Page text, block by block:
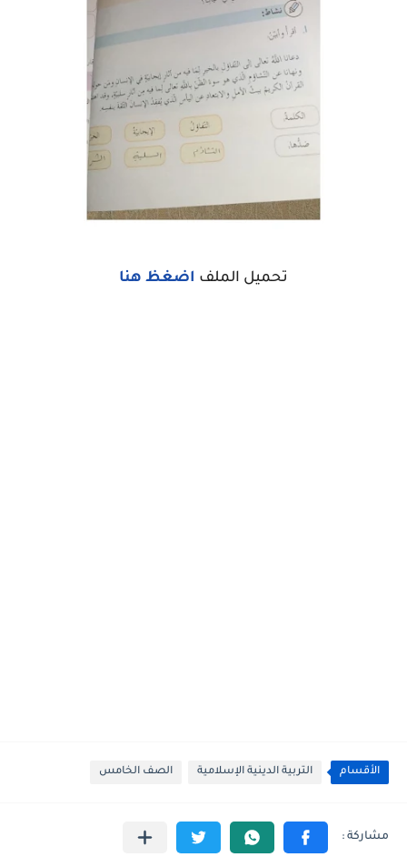
تحميل الملف اضغظ هنا
الأقسام التربية الدينية الإسلامية الصف الخامس